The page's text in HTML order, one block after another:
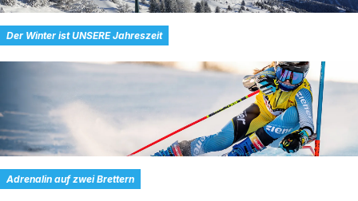
Der Winter ist UNSERE Jahreszeit
Adrenalin auf zwei Brettern